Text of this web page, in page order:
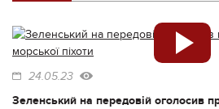
24.05.23
Зеленський на передовій оголосив